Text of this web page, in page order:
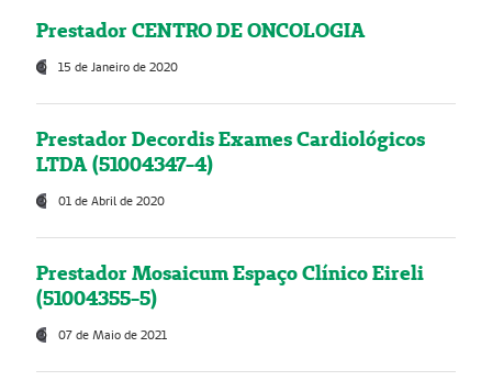
Prestador CENTRO DE ONCOLOGIA
15 de Janeiro de 2020
Prestador Decordis Exames Cardiológicos
LTDA (51004347-4)
01 de Abril de 2020
Prestador Mosaicum Espaço Clínico Eireli
(51004355-5)
07 de Maio de 2021